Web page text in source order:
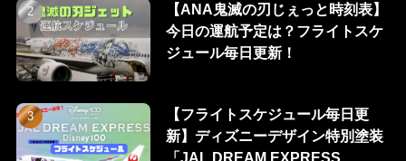
【ANA鬼滅の刃じぇっと時刻表】
今日の運航予定は？フライトスケ
ジュール毎日更新！
【フライトスケジュール毎日更
新】ディズニーデザイン特別塗装
「JAL DREAM EXPRESS